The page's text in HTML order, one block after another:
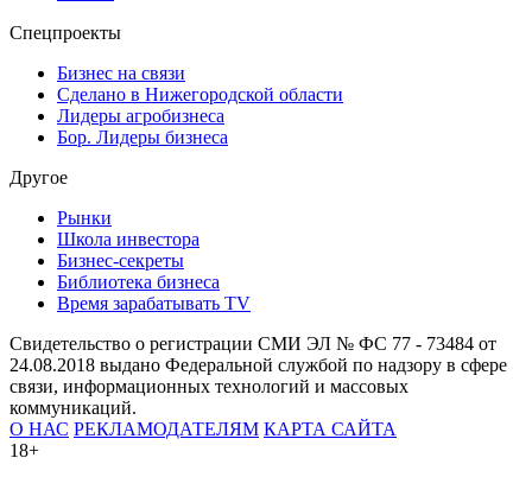
Спецпроекты
Бизнес на связи
Сделано в Нижегородской области
Лидеры агробизнеса
Бор. Лидеры бизнеса
Другое
Рынки
Школа инвестора
Бизнес-секреты
Библиотека бизнеса
Время зарабатывать TV
Свидетельство о регистрации СМИ ЭЛ № ФС 77 - 73484 от
24.08.2018 выдано Федеральной службой по надзору в сфере
связи, информационных технологий и массовых
коммуникаций.
О НАС РЕКЛАМОДАТЕЛЯМ КАРТА САЙТА
18+